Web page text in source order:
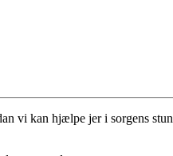
vi kan hjælpe jer i sorgens